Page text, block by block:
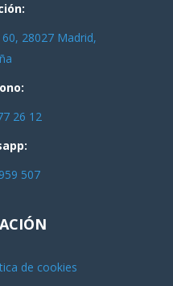
28027 Madrid,
26 12
507
de cookies